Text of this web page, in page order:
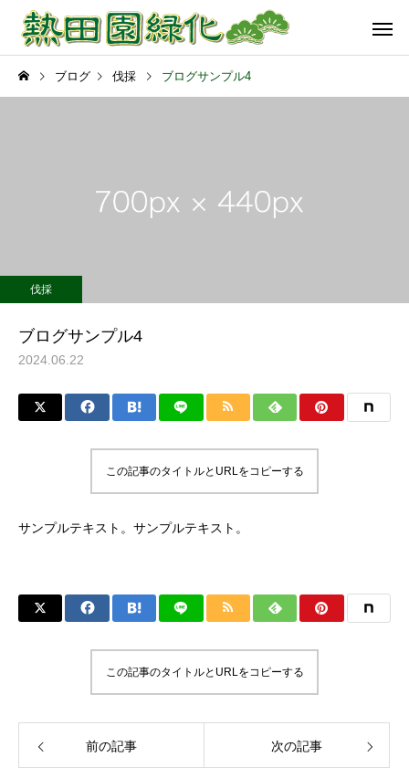
ブログ 伐採 ブログサンプル4
伐採
ブログサンプル4
2024.06.22
この記事のタイトルとURLをコピーする
サンプルテキスト。サンプルテキスト。
この記事のタイトルとURLをコピーする
前の記事 次の記事